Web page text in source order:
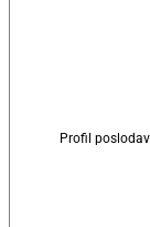
Profil